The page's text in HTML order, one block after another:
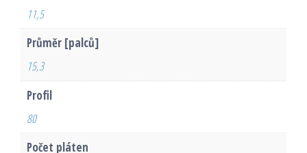
11,5
Průměr [palců]
15,3
Profil
80
Počet pláten